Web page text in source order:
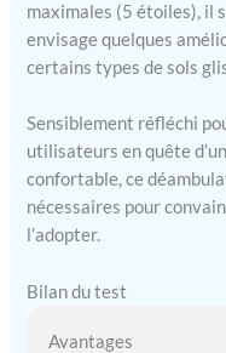
maximales (5 étoiles), il
envisage quelques
certains types de sols
Sensiblement réfléchi
utilisateurs en quête
confortable, ce
nécessaires pour
l’adopter.
Bilan du test
Avantages